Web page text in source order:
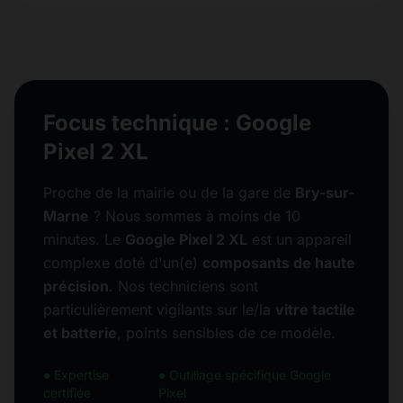
Focus technique : Google
Pixel 2 XL
Proche de la mairie ou de la gare de Bry-sur-
Marne ? Nous sommes à moins de 10
minutes. Le Google Pixel 2 XL est un appareil
complexe doté d'un(e) composants de haute
précision. Nos techniciens sont
particulièrement vigilants sur le/la vitre tactile
et batterie, points sensibles de ce modèle.
● Expertise
certifiée
● Outillage spécifique Google
Pixel